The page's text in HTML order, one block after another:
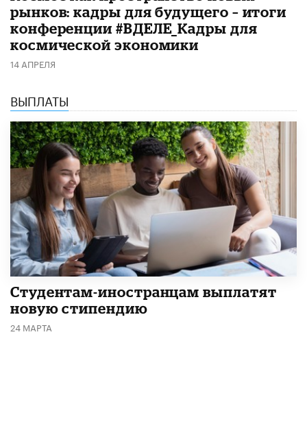
рынков: кадры для будущего – итоги
конференции #ВДЕЛЕ_Кадры для
космической экономики
14 АПРЕЛЯ
ВЫПЛАТЫ
Студентам-иностранцам выплатят
новую стипендию
24 МАРТА